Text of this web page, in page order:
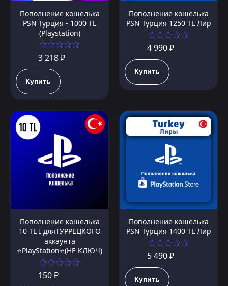
Пополнение кошелька
PSN Турция - 1000 TL
(Playstation)
3 218 ₽
Купить
Пополнение кошелька
PSN Турция 1250 TL Лир
4 990 ₽
Купить
Пополнение кошелька
10 TL I дляТУРРЕЦКОГО
аккаунта
⭐PlayStation⭐(НЕ КЛЮЧ)
150 ₽
Пополнение кошелька
PSN Турция 1400 TL Лир
5 490 ₽
Купить